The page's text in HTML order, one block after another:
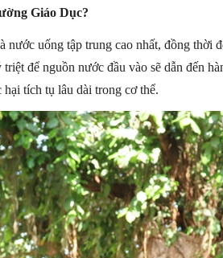
Giáo Dục?
uống tập trung cao nhất, đồng thời
để nguồn nước đầu vào sẽ dẫn đến
tích tụ lâu dài trong cơ thể.